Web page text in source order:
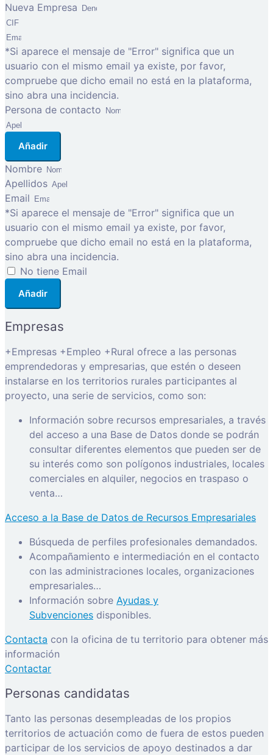
Nueva Empresa
*Si aparece el mensaje de "Error" significa que un
usuario con el mismo email ya existe, por favor,
compruebe que dicho email no está en la plataforma,
sino abra una incidencia.
Persona de contacto
Añadir
Nombre
Apellidos
Email
*Si aparece el mensaje de "Error" significa que un
usuario con el mismo email ya existe, por favor,
compruebe que dicho email no está en la plataforma,
sino abra una incidencia.
No tiene Email
Añadir
Empresas
+Empresas +Empleo +Rural ofrece a las personas
emprendedoras y empresarias, que estén o deseen
instalarse en los territorios rurales participantes al
proyecto, una serie de servicios, como son:
Información sobre recursos empresariales, a través
del acceso a una Base de Datos donde se podrán
consultar diferentes elementos que pueden ser de
su interés como son polígonos industriales, locales
comerciales en alquiler, negocios en traspaso o
venta…
Acceso a la Base de Datos de Recursos Empresariales
Búsqueda de perfiles profesionales demandados.
Acompañamiento e intermediación en el contacto
con las administraciones locales, organizaciones
empresariales…
Información sobre Ayudas y
Subvenciones disponibles.
Contacta con la oficina de tu territorio para obtener más
información
Contactar
Personas candidatas
Tanto las personas desempleadas de los propios
territorios de actuación como de fuera de estos pueden
participar de los servicios de apoyo destinados a dar